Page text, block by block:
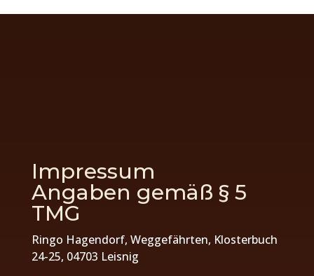
Impressum
Angaben gemäß § 5
TMG
Ringo Hagendorf, Weggefährten, Klosterbuch
24-25, 04703 Leisnig